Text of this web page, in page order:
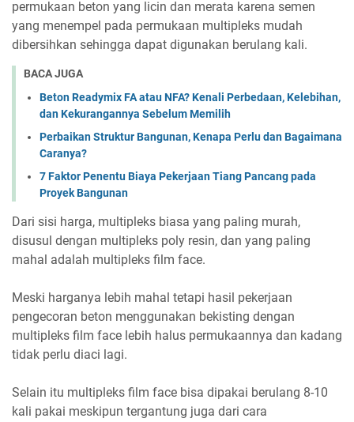
permukaan beton yang licin dan merata karena semen
yang menempel pada permukaan multipleks mudah
dibersihkan sehingga dapat digunakan berulang kali.
BACA JUGA
Beton Readymix FA atau NFA? Kenali Perbedaan, Kelebihan,
dan Kekurangannya Sebelum Memilih
Perbaikan Struktur Bangunan, Kenapa Perlu dan Bagaimana
Caranya?
7 Faktor Penentu Biaya Pekerjaan Tiang Pancang pada
Proyek Bangunan
Dari sisi harga, multipleks biasa yang paling murah,
disusul dengan multipleks poly resin, dan yang paling
mahal adalah multipleks film face.
Meski harganya lebih mahal tetapi hasil pekerjaan
pengecoran beton menggunakan bekisting dengan
multipleks film face lebih halus permukaannya dan kadang
tidak perlu diaci lagi.
Selain itu multipleks film face bisa dipakai berulang 8-10
kali pakai meskipun tergantung juga dari cara